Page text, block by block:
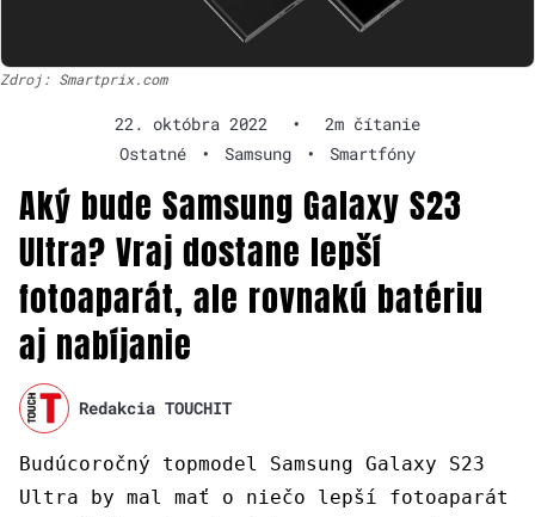
Zdroj: Smartprix.com
22. októbra 2022 •
2m čítanie
Ostatné
• Samsung • Smartfóny
Aký bude Samsung Galaxy S23
Ultra? Vraj dostane lepší
fotoaparát, ale rovnakú batériu
aj nabíjanie
Redakcia TOUCHIT
Budúcoročný topmodel Samsung Galaxy S23
Ultra by mal mať o niečo lepší fotoaparát